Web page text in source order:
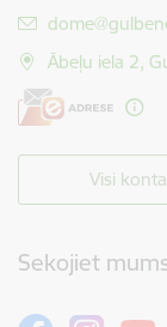
E-pasts:
Ābeļu iela 2,
Visi
Sekojiet